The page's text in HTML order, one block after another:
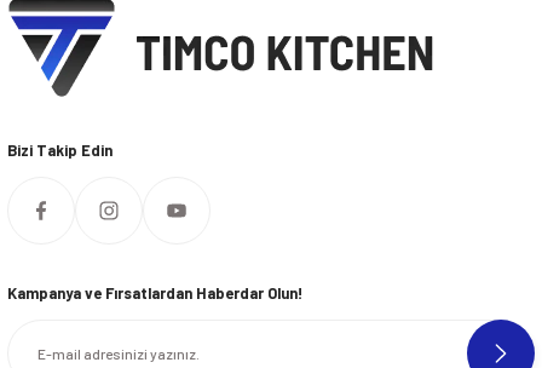
Bizi Takip Edin
Kampanya ve Fırsatlardan Haberdar Olun!